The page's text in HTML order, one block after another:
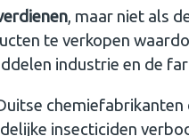
, maar niet als
te verkopen
industrie en de
insecticiden